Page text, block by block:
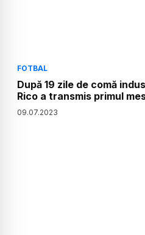
FOTBAL
După 19 zile de comă
Rico a transmis primul
09.07.2023